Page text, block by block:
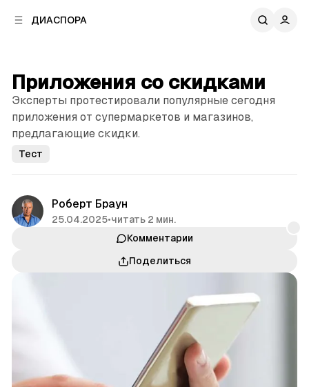
ДИАСПОРА
Приложения со скидками
Эксперты протестировали популярные сегодня
приложения от супермаркетов и магазинов,
предлагающие скидки.
Тест
Роберт Браун
25.04.2025•читать 2 мин.
Комментарии
Поделиться